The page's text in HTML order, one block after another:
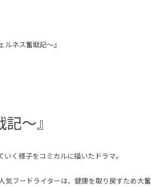
ネス奮戦記〜』
〜』
く様子をコミカルに描いたドラマ。
気フードライターは、健康を取り戻すため大奮